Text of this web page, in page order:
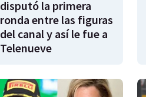
disputó la primera
ronda entre las figuras
del canal y así le fue a
Telenueve